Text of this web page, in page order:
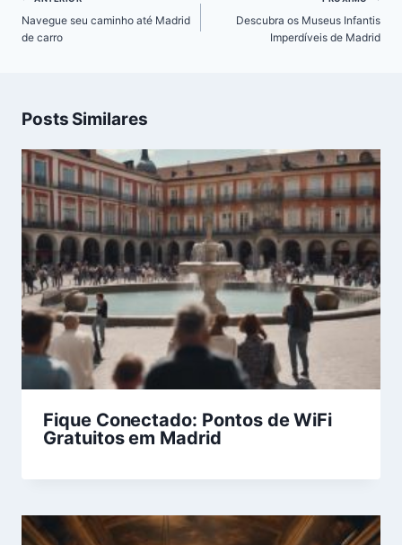
de
Post
Navegue seu caminho até Madrid
de carro
Descubra os Museus Infantis
Imperdíveis de Madrid
Posts Similares
Fique Conectado: Pontos de WiFi
Gratuitos em Madrid